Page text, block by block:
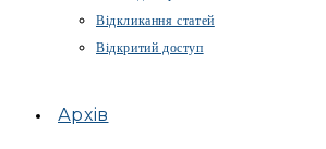
Відкликання статей
Відкритий доступ
Архів